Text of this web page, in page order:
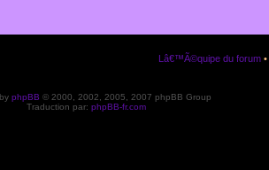
Lâ€™Ã©quipe du forum •
phpBB © 2000, 2002, 2005, 2007 phpBB Group
Traduction par: phpBB-fr.com